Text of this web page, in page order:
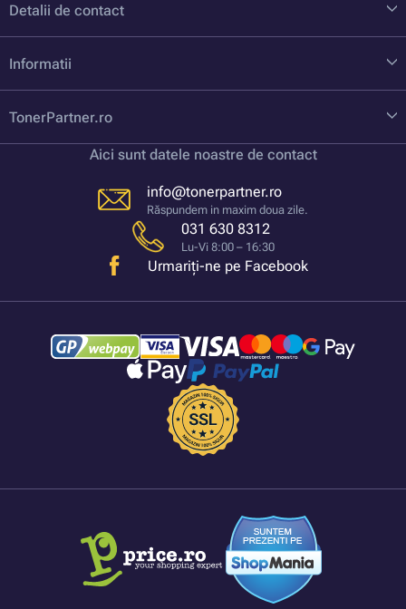
Detalii de contact
Informatii
TonerPartner.ro
Aici sunt datele noastre de contact
info@tonerpartner.ro
Răspundem in maxim doua zile.
031 630 8312
Lu-Vi 8:00 – 16:30
Urmariți-ne pe Facebook